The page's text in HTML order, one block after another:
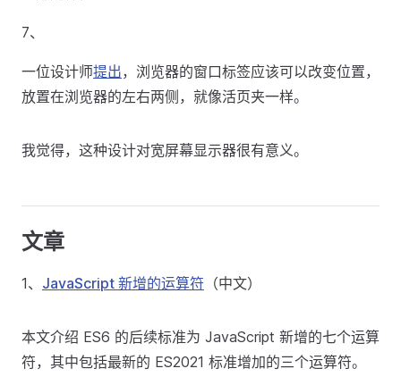
7、
一位设计师提出，浏览器的窗口标签应该可以改变位置，
放置在浏览器的左右两侧，就像活页夹一样。
我觉得，这种设计对宽屏幕显示器很有意义。
文章
1、 JavaScript 新增的运算符 （中文）
本文介绍 ES6 的后续标准为 JavaScript 新增的七个运算
符，其中包括最新的 ES2021 标准增加的三个运算符。